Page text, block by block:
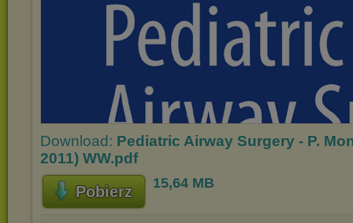
Download: Pediatric Airway Surgery - P.
2011) WW.pdf
Pobierz 15,64 MB